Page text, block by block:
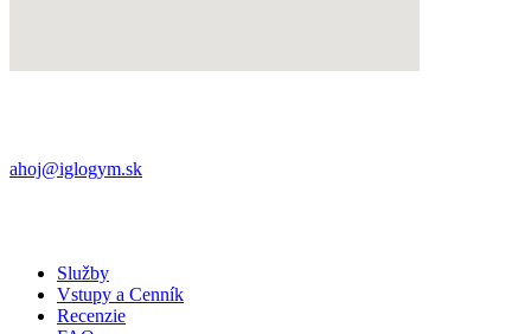
ahoj@iglogym.sk
Služby
Vstupy a Cenník
Recenzie